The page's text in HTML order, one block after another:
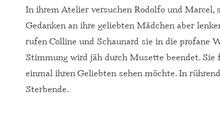
In ihrem Atelier versuchen Rodolfo und
Gedanken an ihre geliebten Mädchen aber
rufen Colline und Schaunard sie in die profane
Stimmung wird jäh durch Musette beendet.
einmal ihren Geliebten sehen möchte. In
Sterbende.